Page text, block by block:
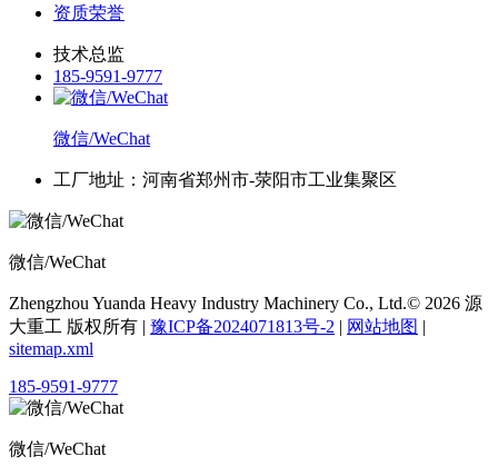
资质荣誉
技术总监
185-9591-9777
微信/WeChat
工厂地址：河南省郑州市-荥阳市工业集聚区
微信/WeChat
Zhengzhou Yuanda Heavy Industry Machinery Co., Ltd.© 2026 源
大重工 版权所有 | 豫ICP备2024071813号-2 | 网站地图 |
sitemap.xml
185-9591-9777
微信/WeChat